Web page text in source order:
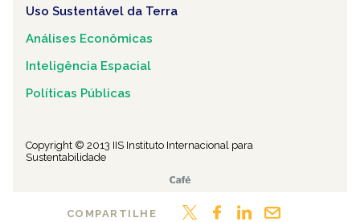
COMPARTILHE
Uso Sustentável da Terra
Análises Econômicas
Inteligência Espacial
Políticas Públicas
Copyright © 2013 IIS Instituto Internacional para
Sustentabilidade